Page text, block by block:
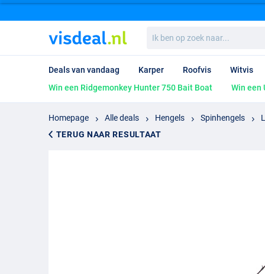
ben
op
naar...
Deals van vandaag Karper Roofvis Witvis
Win een Ridgemonkey Hunter 750 Bait Boat
Win een
Homepage Alle deals Hengels Spinhengels
TERUG NAAR RESULTAAT